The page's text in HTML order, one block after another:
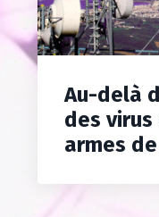
Au-delà
des
armes